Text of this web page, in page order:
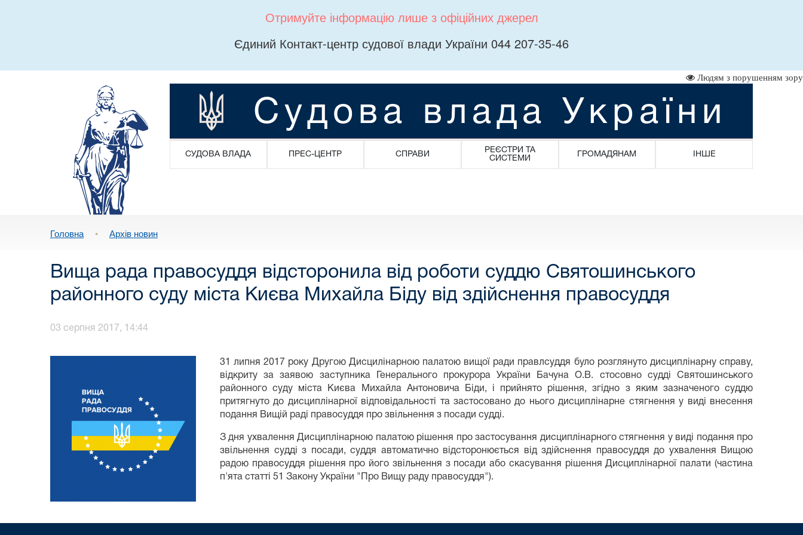
Отримуйте інформацію лише з офіційних джерел
Єдиний Контакт-центр судової влади України 044 207-35-46
Людям з порушенням зору
Судова влада України
СУДОВА ВЛАДА ПРЕС-ЦЕНТР СПРАВИ
РЕЄСТРИ ТА
СИСТЕМИ
ГРОМАДЯНАМ ІНШЕ
Головна • Архів новин
Вища рада правосуддя відсторонила від роботи суддю Святошинського
районного суду міста Києва Михайла Біду від здійснення правосуддя
03 серпня 2017, 14:44
31 липня 2017 року Другою Дисцилінарною палатою вищої ради правлсуддя було розглянуто дисциплінарну справу,
відкриту за заявою заступника Генерального прокурора України Бачуна О.В. стосовно судді Святошинського
районного суду міста Києва Михайла Антоновича Біди, і прийнято рішення, згідно з яким зазначеного суддю
притягнуто до дисциплінарної відповідальності та застосовано до нього дисциплінарне стягнення у виді внесення
подання Вищій раді правосуддя про звільнення з посади судді.
З дня ухвалення Дисциплінарною палатою рішення про застосування дисциплінарного стягнення у виді подання про
звільнення судді з посади, суддя автоматично відсторонюється від здійснення правосуддя до ухвалення Вищою
радою правосуддя рішення про його звільнення з посади або скасування рішення Дисциплінарної палати (частина
п'ята статті 51 Закону України "Про Вищу раду правосуддя").